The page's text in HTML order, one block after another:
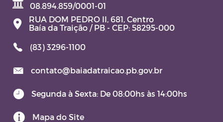
08.894.859/0001-01
RUA DOM PEDRO II, 681, Centro
Baía da Traição / PB - CEP: 58295-000
(83) 3296-1100
contato@baiadatraicao.pb.gov.br
Segunda à Sexta: De 08:00hs às 14:00hs
Mapa do Site